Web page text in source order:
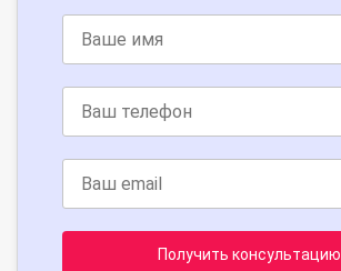
Получить консультацию